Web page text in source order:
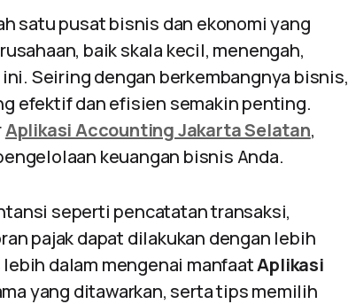
satu pusat bisnis dan ekonomi yang
baik skala kecil, menengah,
Seiring dengan berkembangnya bisnis,
efektif dan efisien semakin penting.
Aplikasi Accounting Jakarta Selatan,
keuangan bisnis Anda.
seperti pencatatan transaksi,
pajak dapat dilakukan dengan lebih
dalam mengenai manfaatAplikasi
yang ditawarkan, serta tips memilih